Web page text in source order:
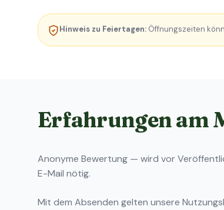
Hinweis zu Feiertagen: Öffnungszeiten
Erfahrungen am
Anonyme Bewertung — wird vor
E-Mail nötig.
Mit dem Absenden gelten unsere